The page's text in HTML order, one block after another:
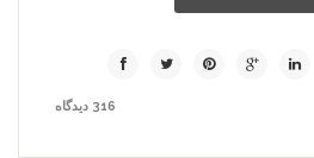
316 دیدگاه